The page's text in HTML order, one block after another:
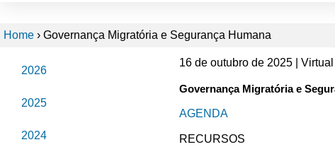
Home › Governança Migratória e Segurança Humana
2026
2025
2024
16 de outubro de 2025 | Virtual
Governança Migratória e
AGENDA
RECURSOS